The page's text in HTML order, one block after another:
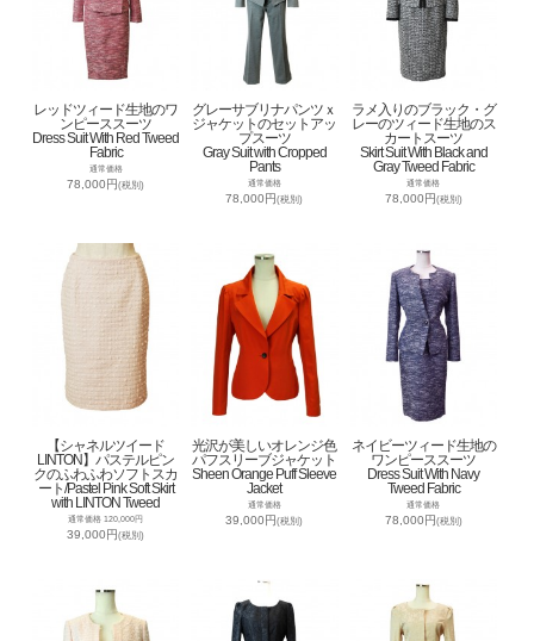
レッドツィード生地のワ
ンピーススーツ
Dress Suit With Red Tweed
Fabric
通常価格
78,000円(税別)
グレーサブリナパンツｘ
ジャケットのセットアッ
プスーツ
Gray Suit with Cropped
Pants
通常価格
78,000円(税別)
ラメ入りのブラック・グ
レーのツィード生地のス
カートスーツ
Skirt Suit With Black and
Gray Tweed Fabric
通常価格
78,000円(税別)
【シャネルツイード
LINTON】パステルピン
クのふわふわソフトスカ
ート/Pastel Pink Soft Skirt
with LINTON Tweed
通常価格 120,000円
39,000円(税別)
光沢が美しいオレンジ色
パフスリーブジャケット
Sheen Orange Puff Sleeve
Jacket
通常価格
39,000円(税別)
ネイビーツィード生地の
ワンピーススーツ
Dress Suit With Navy
Tweed Fabric
通常価格
78,000円(税別)